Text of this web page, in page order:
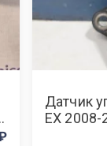
Датчик
EX 2008-